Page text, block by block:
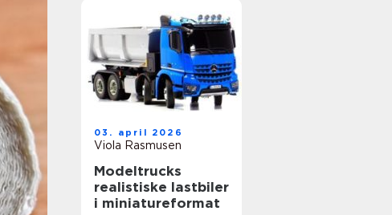
03. april 2026
Viola Rasmusen
Modeltrucks
realistiske lastbiler
i miniatureformat